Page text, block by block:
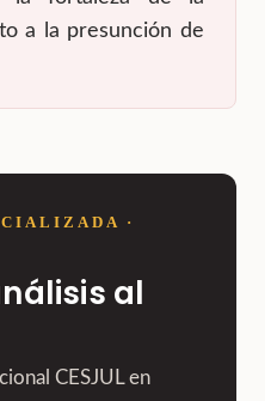
a la presunción de
·
al
CESJUL en